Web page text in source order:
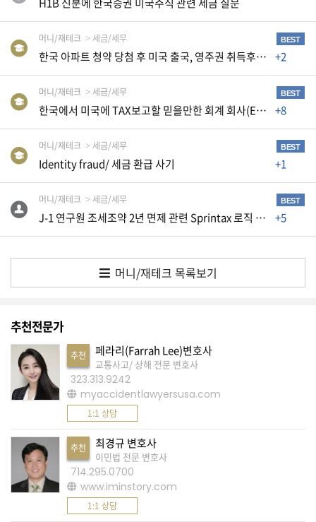
혜
택
비
스
전
문
가
럼
미
국
생
하
기
공
지
항
A
머니/재테크 세금/세무 BEST
한국 아파트 청약 당첨 후 미국 출국, 영주권 취득후 매매시 양도소득세 문의 +2
머니/재테크 세금/세무 BEST
한국에서 미국에 TAX보고할 믿을만한 회계 회사(Enrolled Agent)를 알려 주세요 +8
머니/재테크 세금/세무 BEST
Identity fraud/ 세금 환급 사기 +1
머니/재테크 세금/세무 BEST
J-1 연구원 조세조약 2년 면제 관련 Sprintax 로직 오류 및 종이 신고 문의 +5
머니/재테크 목록보기
추천전문가
추천 페라리(Farrah Lee)변호사
교통사고/ 상해 전문 변호사
323.313.9242
myaccidentlawyersusa.com
1:1 상담
추천 최경규 변호사
이민법 전문 변호사
714.295.0700
www.iminstory.com
1:1 상담